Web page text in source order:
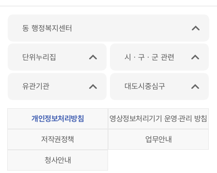
동 행정복지센터
단위누리집 시ㆍ구ㆍ군 관련
유관기관 대도시중심구
개인정보처리방침 영상정보처리기기 운영‧관리 방침
저작권정책 업무안내
청사안내